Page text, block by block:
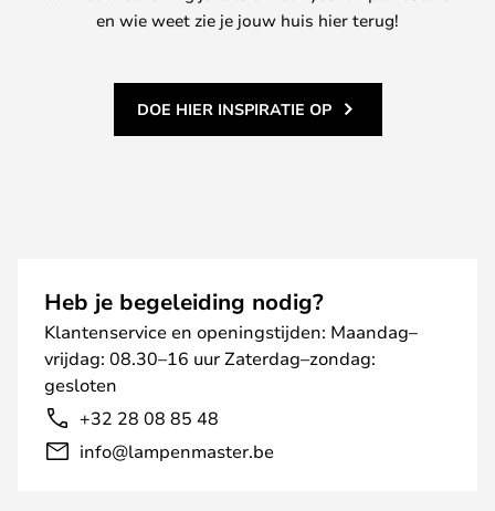
en wie weet zie je jouw huis hier terug!
DOE HIER INSPIRATIE OP
Heb je begeleiding nodig?
Klantenservice en openingstijden: Maandag–
vrijdag: 08.30–16 uur Zaterdag–zondag:
gesloten
+32 28 08 85 48
info@lampenmaster.be